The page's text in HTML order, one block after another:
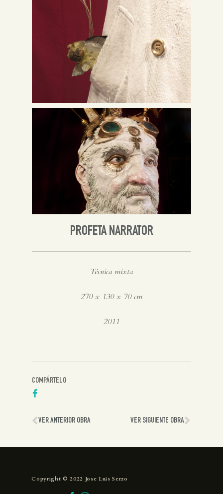
PROFETA NARRATOR
Técnica mixta
270 x 130 x 70 cm
2011
COMPÁRTELO
VER ANTERIOR OBRA VER SIGUIENTE OBRA
Copyright © 2022 Jose Luis Serzo